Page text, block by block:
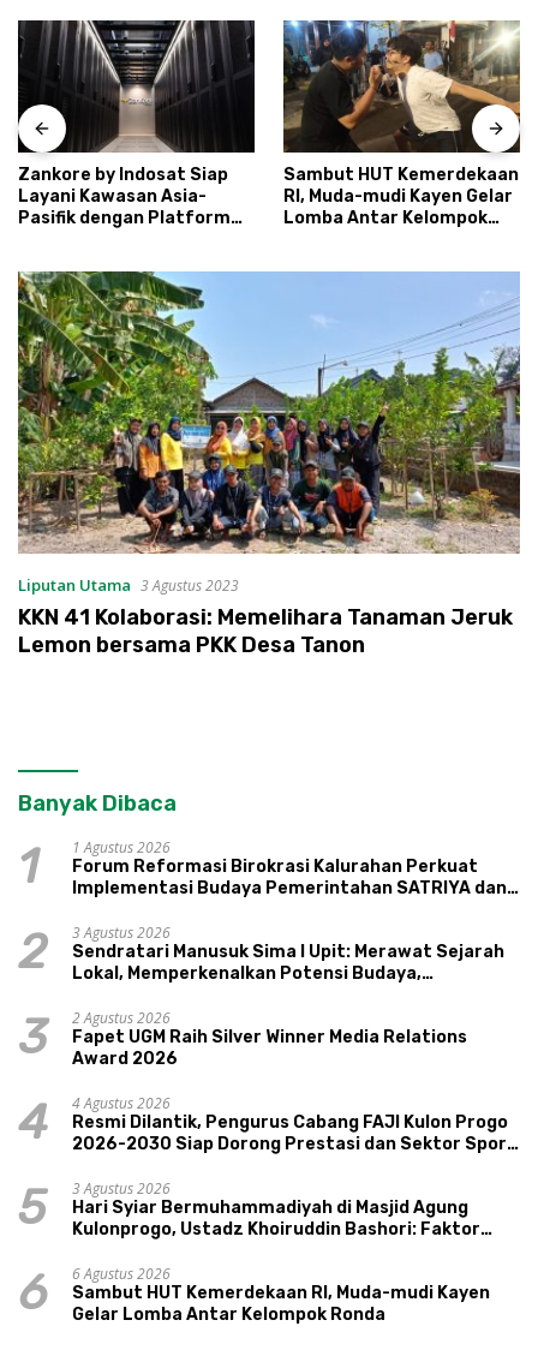
Zankore by Indosat Siap
Layani Kawasan Asia-
Pasifik dengan Platform
Sambut HUT Kemerdekaan
RI, Muda-mudi Kayen Gelar
Lomba Antar Kelompok
Liputan Utama 3 Agustus 2023
KKN 41 Kolaborasi: Memelihara Tanaman Jeruk
Lemon bersama PKK Desa Tanon
Banyak Dibaca
1
1 Agustus 2026
Forum Reformasi Birokrasi Kalurahan Perkuat
Implementasi Budaya Pemerintahan SATRIYA dan
2
3 Agustus 2026
Sendratari Manusuk Sima I Upit: Merawat Sejarah
Lokal, Memperkenalkan Potensi Budaya,
3
2 Agustus 2026
Fapet UGM Raih Silver Winner Media Relations
Award 2026
4
4 Agustus 2026
Resmi Dilantik, Pengurus Cabang FAJI Kulon Progo
2026-2030 Siap Dorong Prestasi dan Sektor Sport
5
3 Agustus 2026
Hari Syiar Bermuhammadiyah di Masjid Agung
Kulonprogo, Ustadz Khoiruddin Bashori: Faktor
6
6 Agustus 2026
Sambut HUT Kemerdekaan RI, Muda-mudi Kayen
Gelar Lomba Antar Kelompok Ronda